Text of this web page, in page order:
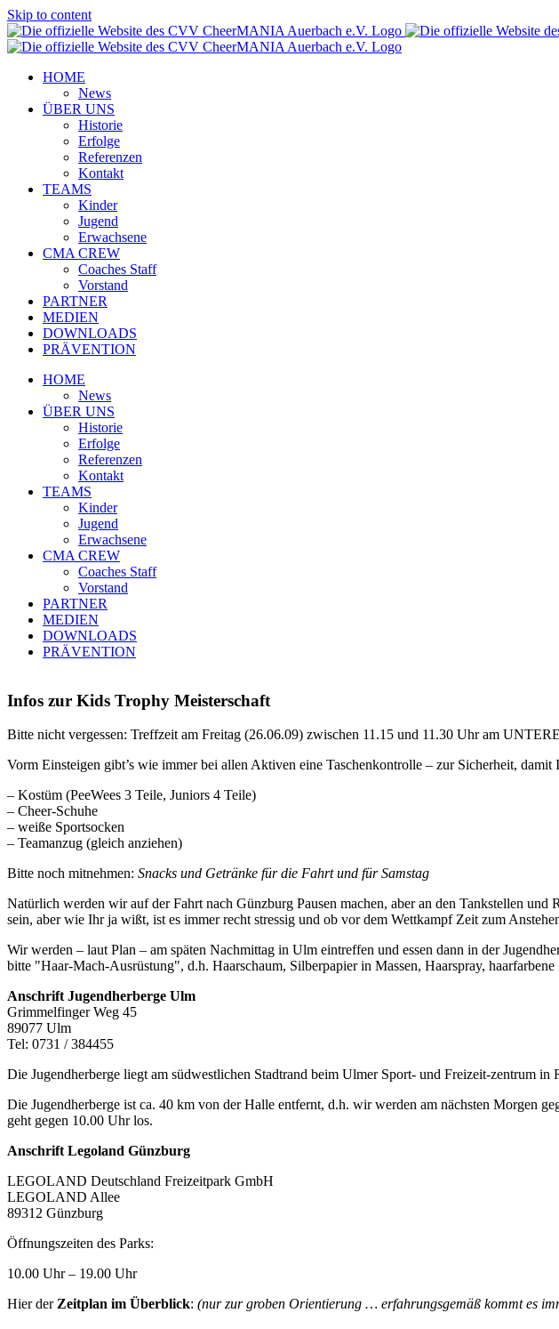
Skip to content
HOME
News
ÜBER UNS
Historie
Erfolge
Referenzen
Kontakt
TEAMS
Kinder
Jugend
Erwachsene
CMA CREW
Coaches Staff
Vorstand
PARTNER
MEDIEN
DOWNLOADS
PRÄVENTION
HOME
News
ÜBER UNS
Historie
Erfolge
Referenzen
Kontakt
TEAMS
Kinder
Jugend
Erwachsene
CMA CREW
Coaches Staff
Vorstand
PARTNER
MEDIEN
DOWNLOADS
PRÄVENTION
Infos zur Kids Trophy Meisterschaft
Bitte nicht vergessen: Treffzeit am Freitag (26.06.09) zwischen 11.15 und 11.30 Uhr am
Vorm Einsteigen gibt’s wie immer bei allen Aktiven eine Taschenkontrolle – zur Sicherheit, damit
– Kostüm (PeeWees 3 Teile, Juniors 4 Teile)
– Cheer-Schuhe
– weiße Sportsocken
– Teamanzug (gleich anziehen)
Bitte noch mitnehmen: Snacks und Getränke für die Fahrt und für Samstag
Natürlich werden wir auf der Fahrt nach Günzburg Pausen machen, aber an den Tankstellen
sein, aber wie Ihr ja wißt, ist es immer recht stressig und ob vor dem Wettkampf Zeit zum
Wir werden – laut Plan – am späten Nachmittag in Ulm eintreffen und essen dann in der
bitte "Haar-Mach-Ausrüstung", d.h. Haarschaum, Silberpapier in Massen, Haarspray,
Anschrift Jugendherberge Ulm
Grimmelfinger Weg 45
89077 Ulm
Tel: 0731 / 384455
Die Jugendherberge liegt am südwestlichen Stadtrand beim Ulmer Sport- und Freizeit-zentrum in
Die Jugendherberge ist ca. 40 km von der Halle entfernt, d.h. wir werden am nächsten Morgen
geht gegen 10.00 Uhr los.
Anschrift Legoland Günzburg
LEGOLAND Deutschland Freizeitpark GmbH
LEGOLAND Allee
89312 Günzburg
Öffnungszeiten des Parks:
10.00 Uhr – 19.00 Uhr
Hier derZeitplan im Überblick: (nur zur groben Orientierung … erfahrungsgemäß kommt es